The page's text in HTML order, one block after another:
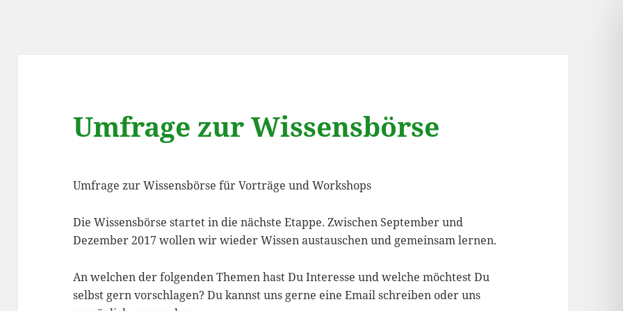
Umfrage zur Wissensbörse
Umfrage zur Wissensbörse für Vorträge und Workshops
Die Wissensbörse startet in die nächste Etappe. Zwischen September und
Dezember 2017 wollen wir wieder Wissen austauschen und gemeinsam lernen.
An welchen der folgenden Themen hast Du Interesse und welche möchtest Du
selbst gern vorschlagen? Du kannst uns gerne eine Email schreiben oder uns